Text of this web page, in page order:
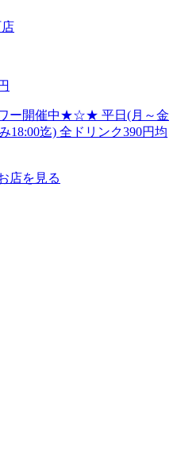
ー開催中★☆★ 平日(月～金
18:00迄) 全ドリンク390円均
店を見る